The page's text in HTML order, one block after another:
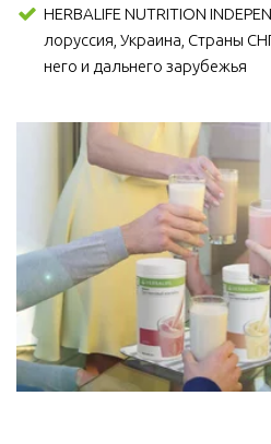
HERBALIFE NUTRITION
лоруссия, Украина, Страны
него и дальнего зарубежья